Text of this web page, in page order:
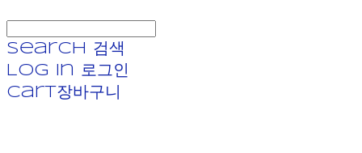
Search
검색
Log In
로그인
Cart장바구니